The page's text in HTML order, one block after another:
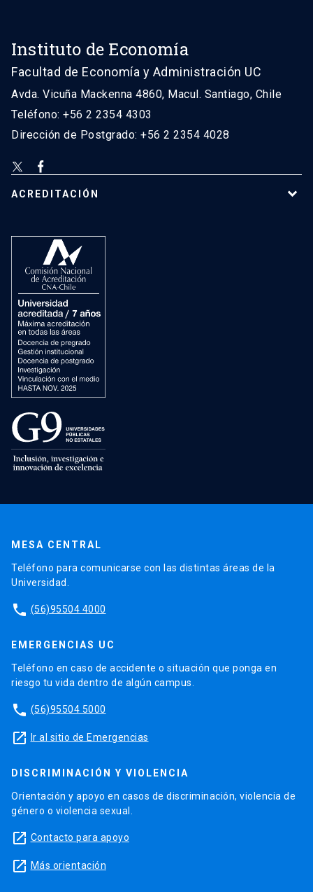
Instituto de Economía
Facultad de Economía y Administración UC
Avda. Vicuña Mackenna 4860, Macul. Santiago, Chile
Teléfono: +56 2 2354 4303
Dirección de Postgrado: +56 2 2354 4028
ACREDITACIÓN
MESA CENTRAL
Teléfono para comunicarse con las distintas áreas de la
Universidad.
phone (56)95504 4000
EMERGENCIAS UC
Teléfono en caso de accidente o situación que ponga en
riesgo tu vida dentro de algún campus.
phone (56)95504 5000
launch Ir al sitio de Emergencias
DISCRIMINACIÓN Y VIOLENCIA
Orientación y apoyo en casos de discriminación, violencia de
género o violencia sexual.
launch Contacto para apoyo
launch Más orientación